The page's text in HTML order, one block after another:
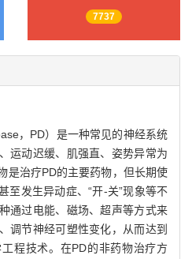
7737
，PD）是一种常见的神经系统
运动迟缓、肌强直、姿势异常为
是治疗PD的主要药物，但长期使
至发生异动症、“开-关”现象等不
通过电能、磁场、超声等方式来
调节神经可塑性变化，从而达到
程技术。在PD的非药物治疗方